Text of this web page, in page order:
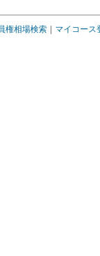
権相場検索
マイコース